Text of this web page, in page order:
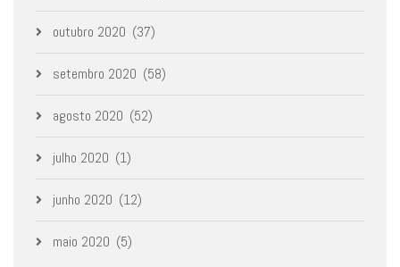
outubro 2020 (37)
setembro 2020 (58)
agosto 2020 (52)
julho 2020 (1)
junho 2020 (12)
maio 2020 (5)